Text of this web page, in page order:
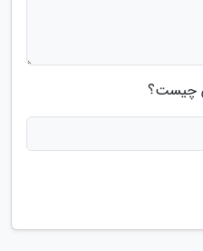
چیست؟